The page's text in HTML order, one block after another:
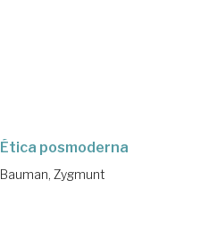
Ética posmoderna
Bauman, Zygmunt